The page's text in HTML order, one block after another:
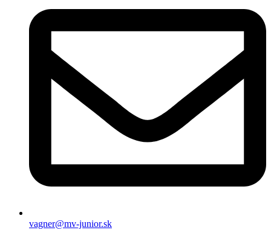
vagner@mv-junior.sk